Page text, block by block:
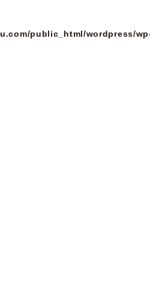
public_html/wordpress/